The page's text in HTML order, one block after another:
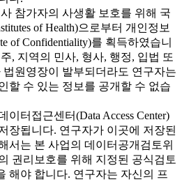
참가자의 사생활 보호를 위해 국
of Health)으로부터 개인정보
of Confidentiality)를 획득하였습니
, 지역의 민사, 형사, 행정, 입법 또
법원영장이 발부되더라도 연구자는
할 수 있는 정보를 공개할 수 없습
이터접근센터(Data Access Center)
장됩니다. 연구자가 이곳에 저장된
서는 본 사업의 데이터공개검토위
권리보호를 위해 지정된 공식검토
해야 합니다. 연구자는 자신의 프